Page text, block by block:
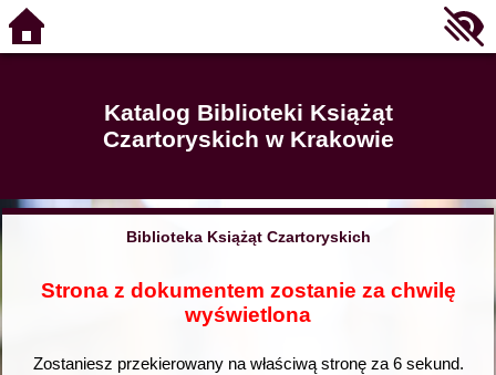
Katalog Biblioteki Książąt
Czartoryskich w Krakowie
Biblioteka Książąt Czartoryskich
Strona z dokumentem zostanie za chwilę
wyświetlona
Zostaniesz przekierowany na właściwą stronę za 6sekund.